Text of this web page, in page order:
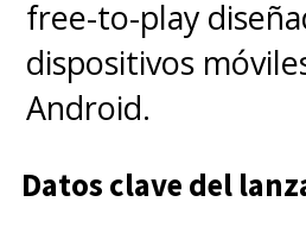
free-to-play
dispositivos
Android.
Datos clave del